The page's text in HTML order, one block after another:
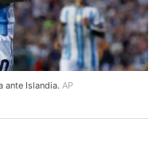
ante Islandia. AP